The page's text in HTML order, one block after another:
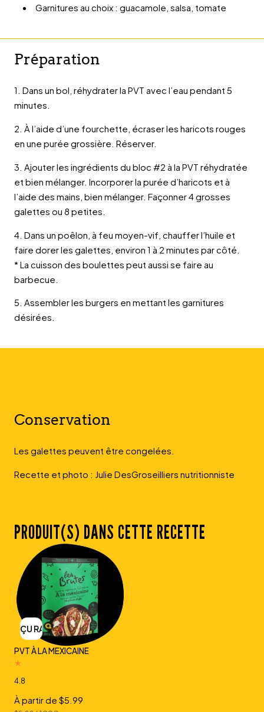
Garnitures au choix : guacamole, salsa, tomate
Préparation
1. Dans un bol, réhydrater la PVT avec l’eau pendant 5
minutes.
2. À l’aide d’une fourchette, écraser les haricots rouges
en une purée grossière. Réserver.
3. Ajouter les ingrédients du bloc #2 à la PVT réhydratée
et bien mélanger. Incorporer la purée d’haricots et à
l’aide des mains, bien mélanger. Façonner 4 grosses
galettes ou 8 petites.
4. Dans un poêlon, à feu moyen-vif, chauffer l’huile et
faire dorer les galettes, environ 1 à 2 minutes par côté.
* La cuisson des boulettes peut aussi se faire au
barbecue.
5. Assembler les burgers en mettant les garnitures
désirées.
Conservation
Les galettes peuvent être congelées.
Recette et photo : Julie DesGroseilliers nutritionniste
PRODUIT(S) DANS CETTE RECETTE
RAPIDE
PVT À LA MEXICAINE
4.8
Prix
À partir de $5.99
PRIX